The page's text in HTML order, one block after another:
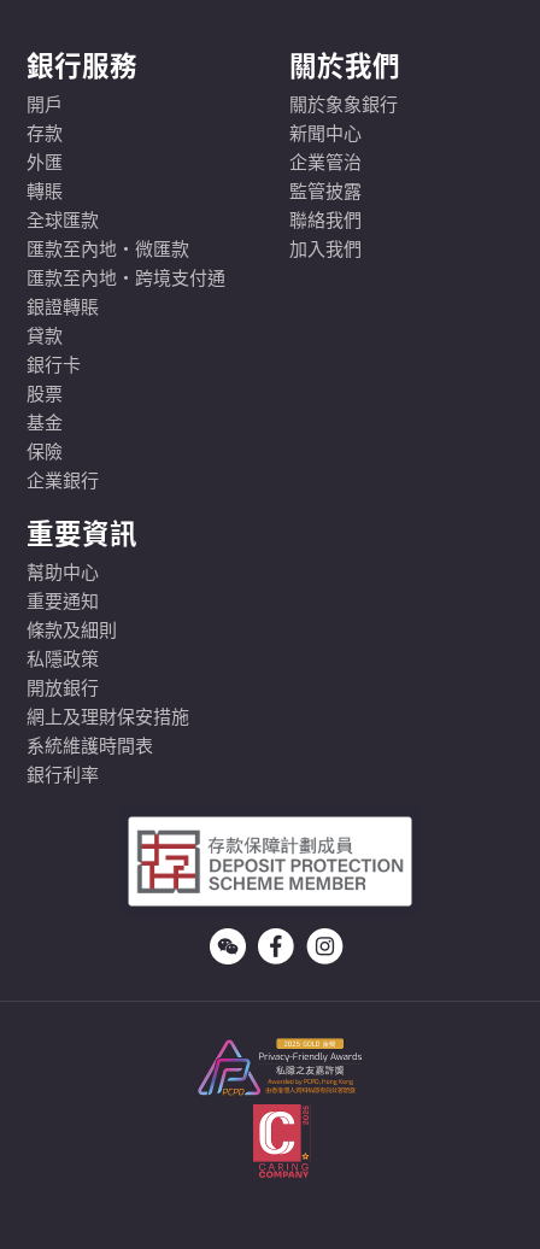
銀行服務
開戶
存款
外匯
轉賬
全球匯款
匯款至內地·微匯款
匯款至內地·跨境支付通
銀證轉賬
貸款
銀行卡
股票
基金
保險
企業銀行
關於我們
關於象象銀行
新聞中心
企業管治
監管披露
聯絡我們
加入我們
重要資訊
幫助中心
重要通知
條款及細則
私隱政策
開放銀行
網上及理財保安措施
系統維護時間表
銀行利率